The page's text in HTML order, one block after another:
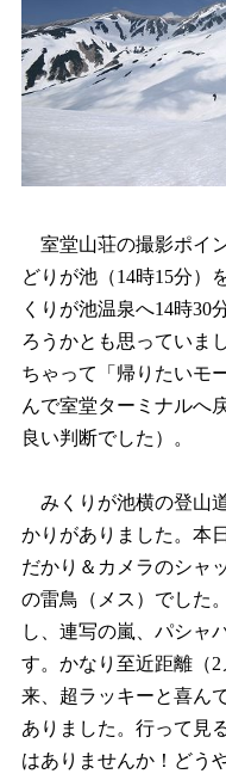
室堂山荘の撮影ポイ
どりが池（14時15分）
くりが池温泉へ14時30
ろうかとも思っていま
ちゃって「帰りたいモ
んで室堂ターミナルへ
良い判断でした）。
みくりが池横の登山
かりがありました。本
だかり＆カメラのシャ
の雷鳥（メス）でした
し、連写の嵐、パシャ
す。かなり至近距離（
来、超ラッキーと喜ん
ありました。行って見
はありませんか！どう